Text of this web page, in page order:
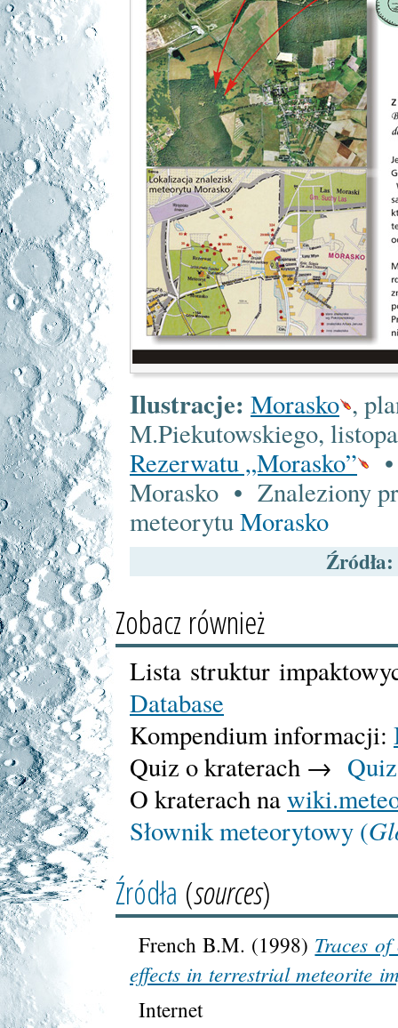
Ilustracje: Morasko ,
M.Piekutowskiego,
Rezerwatu „Morasko”
Morasko • Znaleziony
meteorytuMorasko
Źródła:
Zobacz również
Lista struktur
Database
Kompendium informacji:
Quiz o kraterach →
O kraterach na
Słownik meteorytowy (
Źródła (sources)
French B.M. (1998) Traces
effects in terrestrial meteorite
Internet